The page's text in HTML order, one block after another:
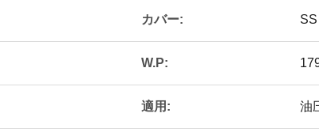
カバー:
W.P:
適用: 油